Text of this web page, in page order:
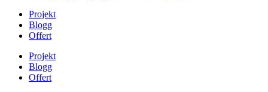
Projekt
Blogg
Offert
Projekt
Blogg
Offert